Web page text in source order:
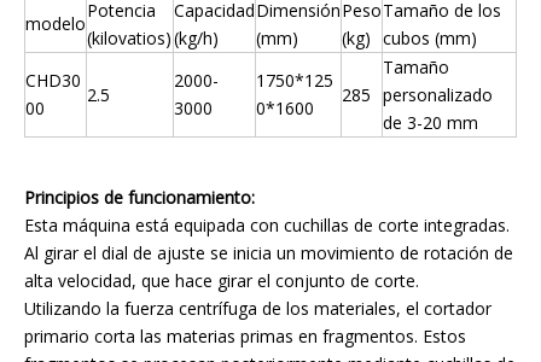
modelo
Potencia
(kilovatios)
Capacidad
(kg/h)
Dimensión
(mm)
Peso
(kg)
Tamaño de los
cubos (mm)
CHD30
00
2.5
2000-
3000
1750*125
0*1600
285
Tamaño
personalizado
de 3-20 mm
Principios de funcionamiento:
Esta máquina está equipada con cuchillas de corte integradas.
Al girar el dial de ajuste se inicia un movimiento de rotación de
alta velocidad, que hace girar el conjunto de corte.
Utilizando la fuerza centrífuga de los materiales, el cortador
primario corta las materias primas en fragmentos. Estos